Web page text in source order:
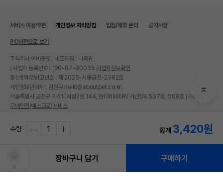
수량 합계 3,420원
장바구니 담기 구매하기
서비스 이용약관 개인정보 처리방침 입점/제휴 문의 공지사항
PC버전으로 보기
주식회사 어바웃펫
대표자명 : 나옥귀
사업자 등록번호 : 120-87-90035 사업자정보확인
통신판매업신고번호 : 제 2025-서울금천-2382호
개인정보관리자 : 김원규 hello@aboutpet.co.kr
서울특별시 금천구 가산디지털2로 144, 현대테라타워 가산DK 507호, 508호 (가산동)
구매안전(에스크로)서비스